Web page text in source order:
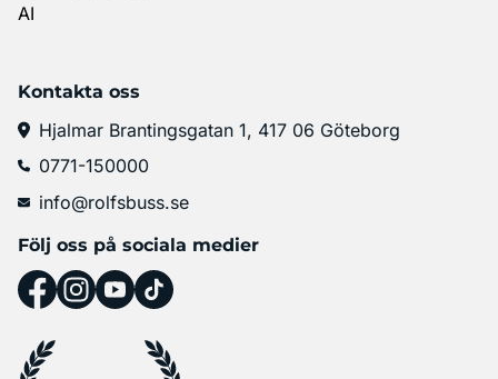
AI
Kontakta oss
Hjalmar Brantingsgatan 1, 417 06 Göteborg
0771-150000
info@rolfsbuss.se
Följ oss på sociala medier